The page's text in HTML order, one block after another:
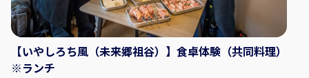
や、雪道に慣れていない方は、 タクシーの利用をご検討くださ
い。 【事業者情報】 未来郷祖谷 ◇住所 〒778-0101 徳島県三
好市西祖谷山村重末555 ◇SNS Instagram：
@miraigoiya.official
【いやしろち風（未来郷祖谷）】食卓体験（共同料理）
※ランチ